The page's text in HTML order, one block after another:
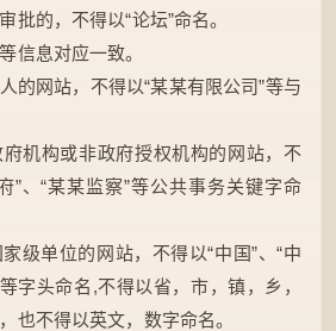
批的，不得以“论坛”命名。
信息对应一致。
的网站，不得以“某某有限公司”等与
机构或非政府授权机构的网站，不
”、“某某监察”等公共事务关键字命
级单位的网站，不得以“中国”、“中
等字头命名,不得以省，市，镇，乡，
也不得以英文，数字命名。